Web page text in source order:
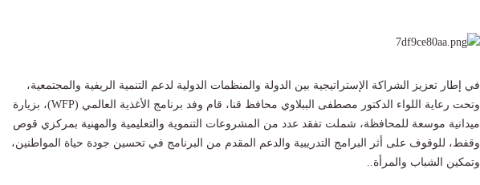
في إطار تعزيز الشراكة الإستراتيجية بين الدولة والمنظمات الدولية لدعم التنمية الريفية والمجتمعية،
وتحت رعاية اللواء الدكتور مصطفى الببلاوي محافظ قنا، قام وفد برنامج الأغذية العالمي (WFP)، بزيارة
ميدانية موسعة للمحافظة، شملت تفقد عدد من المشروعات التنموية والتعليمية والمهنية بمركزي قوص
وقفط، للوقوف على أثر البرامج التدريبية والدعم المقدم من البرنامج في تحسين جودة حياة المواطنين،
وتمكين الشباب والمرأة..